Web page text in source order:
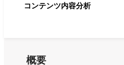
コンテンツ内容分析
概要